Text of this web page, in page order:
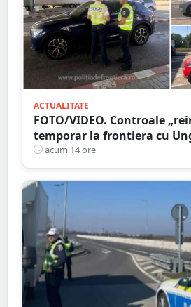
ACTUALITATE
FOTO/VIDEO. Controale
temporar la frontiera cu
persoane și mașini,
Satu Mare
acum 14 ore